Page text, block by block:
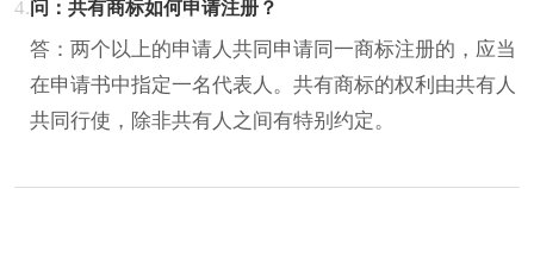
4.问：共有商标如何申请注册？
答：两个以上的申请人共同申请同一商标注册的，应当
在申请书中指定一名代表人。共有商标的权利由共有人
共同行使，除非共有人之间有特别约定。